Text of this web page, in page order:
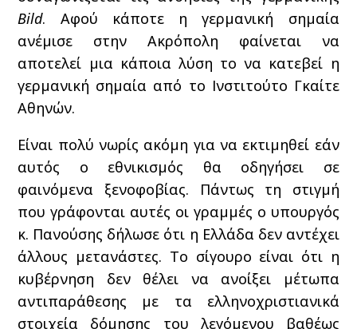
Bild. Αφού κάποτε η γερμανική σημαία
ανέμισε στην Ακρόπολη φαίνεται να
αποτελεί μια κάποια λύση το να κατεβεί η
γερμανική σημαία από το Ινστιτούτο Γκαίτε
Αθηνών.
Είναι πολύ νωρίς ακόμη για να εκτιμηθεί εάν
αυτός ο εθνικισμός θα οδηγήσει σε
φαινόμενα ξενοφοβίας. Πάντως τη στιγμή
που γράφονται αυτές οι γραμμές ο υπουργός
κ. Πανούσης δήλωσε ότι η Ελλάδα δεν αντέχει
άλλους μετανάστες. Το σίγουρο είναι ότι η
κυβέρνηση δεν θέλει να ανοίξει μέτωπα
αντιπαράθεσης με τα ελληνοχριστιανικά
στοιχεία δόμησης του λεγόμενου βαθέως